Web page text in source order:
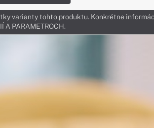
varianty tohto produktu. Konkrétne
A PARAMETROCH.